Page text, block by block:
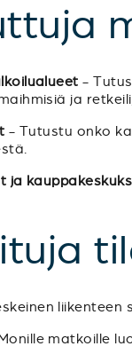
-
ja
- Tutustu onko
ja
liikenteen
matkoille